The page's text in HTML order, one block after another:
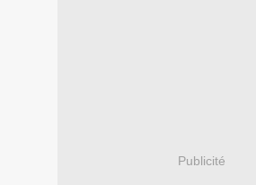
Publicité